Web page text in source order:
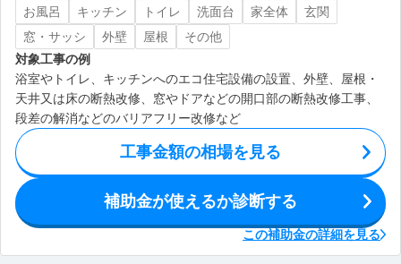
お風呂
キッチン トイレ 洗面台 家全体
玄関
窓・サッシ
外壁 屋根
その他
対象工事の例
浴室やトイレ、キッチンへのエコ住宅設備の設置、外壁、屋根・
天井又は床の断熱改修、窓やドアなどの開口部の断熱改修工事、
段差の解消などのバリアフリー改修など
工事金額の相場を見る
補助金が使えるか診断する
この補助金の詳細を見る